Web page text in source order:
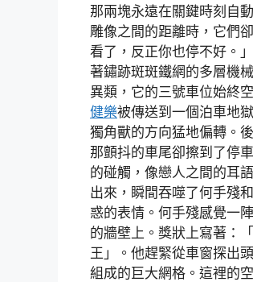
那兩塊永遠在關鍵時刻自
雕像之間的距離時，它們
看了，反正你也停不好。
著鏽跡斑斑鐵網的多層機
異類，它的三號車位始終
健樂被傳送到一個泊車地
獨角獸的方向猛地偏轉。
那顫抖的車尾卻擦到了停
的碰觸，像戀人之間的耳
出來，瞬間吞噬了何手殘
惑的表情。何手殘感覺一
的牆壁上。獎狀上寫著：
王」。他趕緊從車窗探出
組成的巨大網格。這裡的